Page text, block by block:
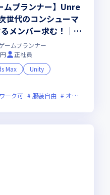
ムプランナー】Unre
世代のコンシューマ
メンバー求む！｜年
均）
ームプランナー
正社員
Max
Unity
ーク可 服装自由 オンライン選考可